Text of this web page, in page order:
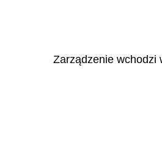
Zarządzenie wchodzi